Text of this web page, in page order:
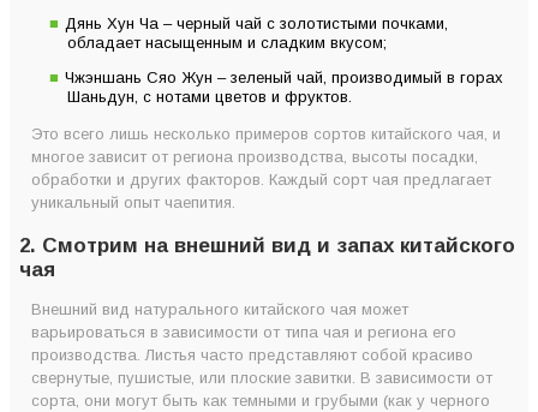
Дянь Хун Ча – черный чай с золотистыми почками,
обладает насыщенным и сладким вкусом;
Чжэншань Сяо Жун – зеленый чай, производимый в горах
Шаньдун, с нотами цветов и фруктов.
Это всего лишь несколько примеров сортов китайского чая, и
многое зависит от региона производства, высоты посадки,
обработки и других факторов. Каждый сорт чая предлагает
уникальный опыт чаепития.
2. Смотрим на внешний вид и запах китайского
чая
Внешний вид натурального китайского чая может
варьироваться в зависимости от типа чая и региона его
производства. Листья часто представляют собой красиво
свернутые, пушистые, или плоские завитки. В зависимости от
сорта, они могут быть как темными и грубыми (как у черного